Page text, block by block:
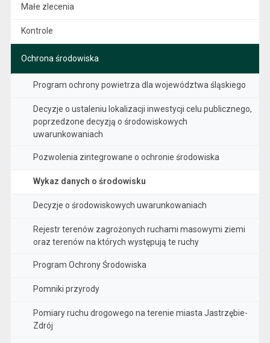
Małe zlecenia
Kontrole
Ochrona środowiska
Program ochrony powietrza dla województwa śląskiego
Decyzje o ustaleniu lokalizacji inwestycji celu publicznego,
poprzedzone decyzją o środowiskowych
uwarunkowaniach
Pozwolenia zintegrowane o ochronie środowiska
Wykaz danych o środowisku
Decyzje o środowiskowych uwarunkowaniach
Rejestr terenów zagrożonych ruchami masowymi ziemi
oraz terenów na których występują te ruchy
Program Ochrony Środowiska
Pomniki przyrody
Pomiary ruchu drogowego na terenie miasta Jastrzębie-
Zdrój